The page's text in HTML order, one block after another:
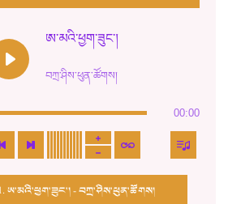
ཨ་མའི་ཕྱག་ཟུང་།
བཀྲ་ཤིས་ཕུན་ཚོགས།
00:00
ཨ་མའི་ཕྱག་ཟུང་། - བཀྲ་ཤིས་ཕུན་ཚོགས།